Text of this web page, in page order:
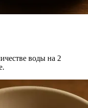
воды на 2